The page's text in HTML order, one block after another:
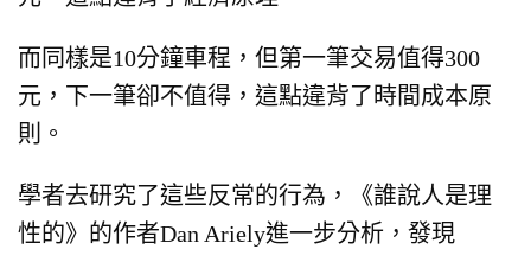
而同樣是10分鐘車程，但第一筆交易值得300
元，下一筆卻不值得，這點違背了時間成本原
則。
學者去研究了這些反常的行為，《誰說人是理
性的》的作者Dan Ariely進一步分析，發現